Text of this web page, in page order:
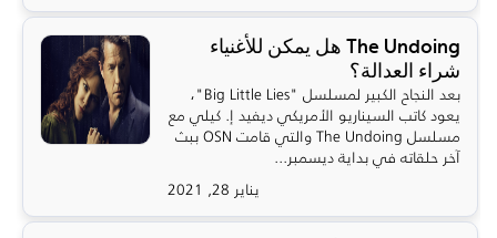
The Undoing هل يمكن للأغنياء
شراء العدالة؟
بعد النجاح الكبير لمسلسل "Big Little Lies"،
يعود كاتب السيناريو الأمريكي ديفيد إ. كيلي مع
مسلسل The Undoing والتي قامت OSN ببث
آخر حلقاته في بداية ديسمبر...
يناير 28, 2021